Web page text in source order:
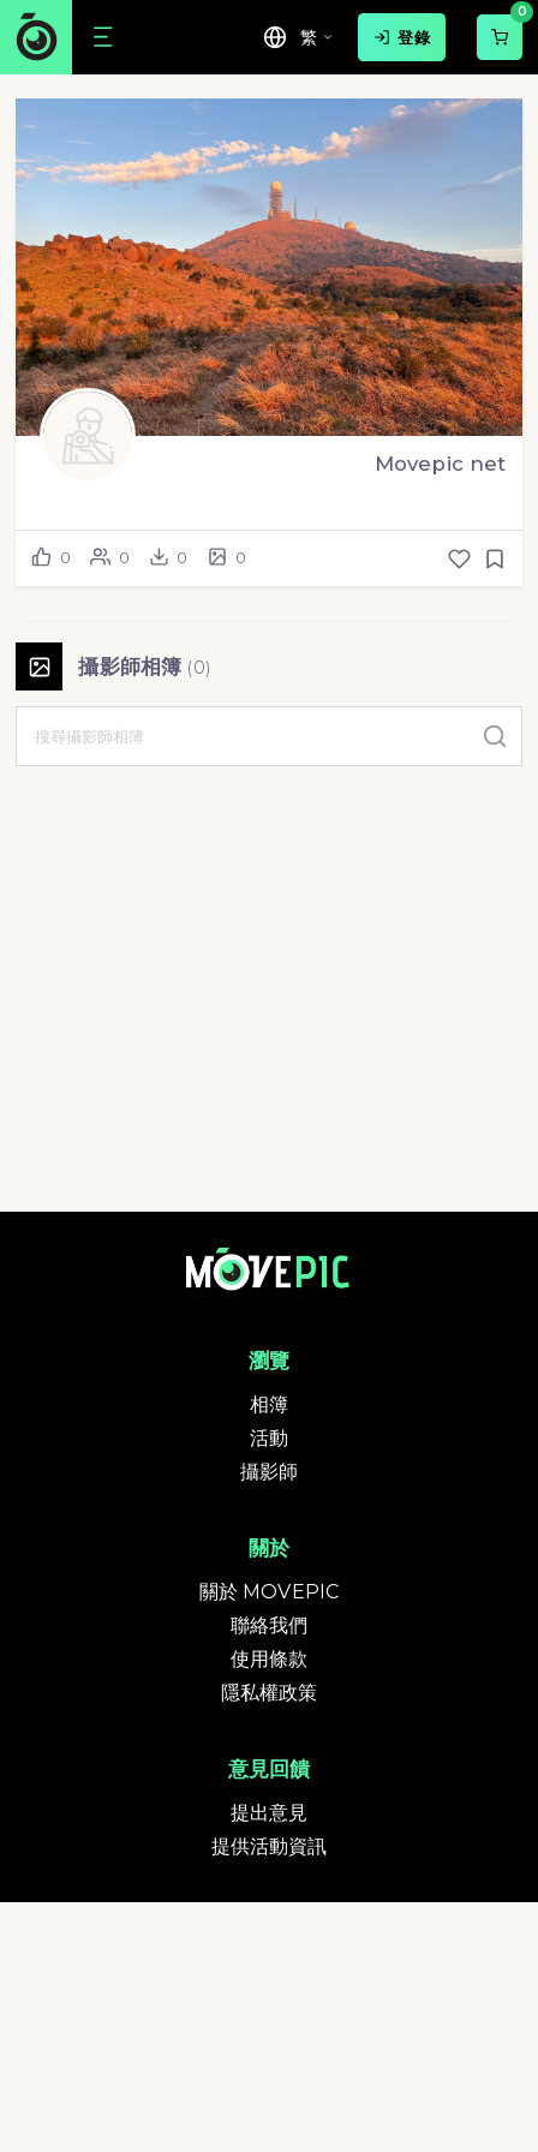
繁 登錄
0
Movepic net
0 0 0 0
攝影師相簿 (0)
瀏覽
相簿
活動
攝影師
關於
關於 MOVEPIC
聯絡我們
使用條款
隱私權政策
意見回饋
提出意見
提供活動資訊